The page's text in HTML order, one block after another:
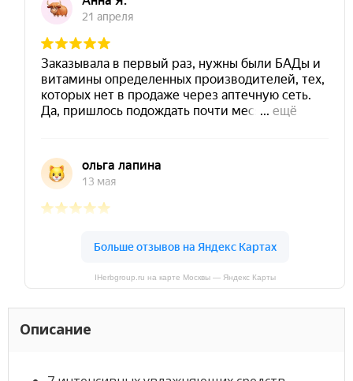
IHerbgroup.ru на карте Москвы — Яндекс Карты
Описание